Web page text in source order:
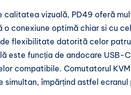
calitatea vizuală, PD49 oferă
o conexiune optimă chiar si cu
de flexibilitate datorită celor
este funcția de andocare USB-
compatibile. Comutatorul
simultan, împărțind astfel